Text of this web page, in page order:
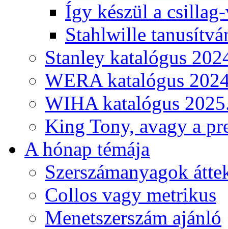
Így készül a
Stahlwille
Stanley katalógus
WERA katalógus
WIHA katalógus
King Tony, avagy a
A hónap témája
Szerszámanyagok
Collos vagy metrikus
Menetszerszám ajánló